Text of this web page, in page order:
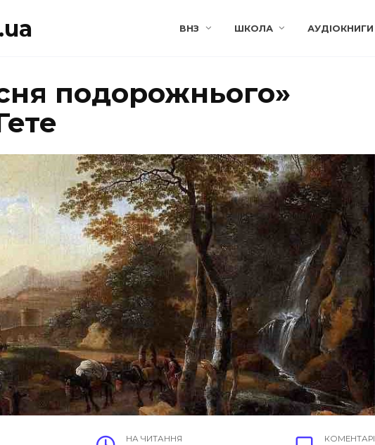
ВНЗ ШКОЛА АУДІОКНИГИ
подорожнього»
НА ЧИТАННЯ КОМЕНТАРІ